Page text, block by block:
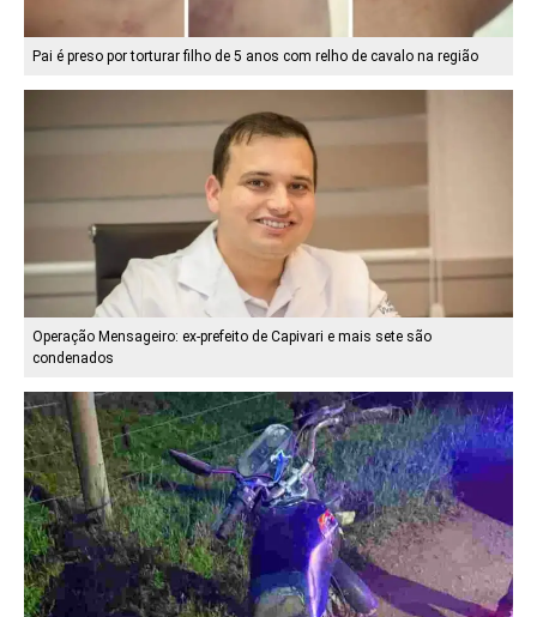
Pai é preso por torturar filho de 5 anos com relho de cavalo na região
Operação Mensageiro: ex-prefeito de Capivari e mais sete são
condenados